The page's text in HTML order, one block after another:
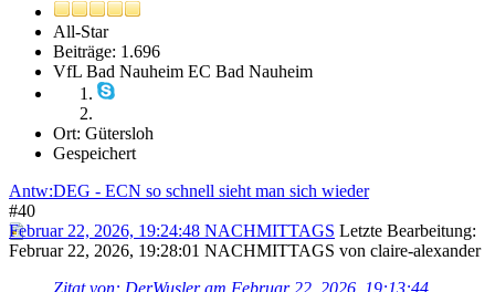
All-Star
Beiträge: 1.696
VfL Bad Nauheim EC Bad Nauheim
Ort: Gütersloh
Gespeichert
Antw:DEG - ECN so schnell sieht man sich wieder
#40
Februar 22, 2026, 19:24:48 NACHMITTAGS Letzte Bearbeitung:
Februar 22, 2026, 19:28:01 NACHMITTAGS von claire-alexander